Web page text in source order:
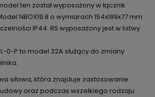
ten został wyposażony w łącznik
NBOX19.8 o wymiarach 154x199x77 mm
IP44. RS wyposażony jest w listwy
0-P to model 32A służący do zmiany
siłowa, która znajduje zastosowanie
oraz podczas wszelkiego rodzaju